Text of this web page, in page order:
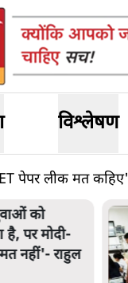
विश्लेषण
पेपर लीक मत कहिए'
मोदी-
राहुल